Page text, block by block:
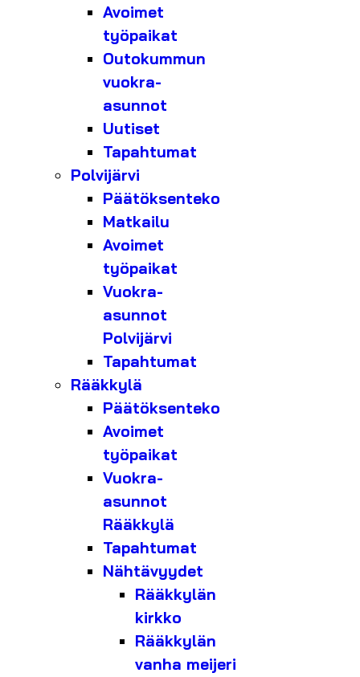
Avoimet
työpaikat
Outokummun
vuokra-
asunnot
Uutiset
Tapahtumat
Polvijärvi
Päätöksenteko
Matkailu
Avoimet
työpaikat
Vuokra-
asunnot
Polvijärvi
Tapahtumat
Rääkkylä
Päätöksenteko
Avoimet
työpaikat
Vuokra-
asunnot
Rääkkylä
Tapahtumat
Nähtävyydet
Rääkkylän
kirkko
Rääkkylän
vanha meijeri